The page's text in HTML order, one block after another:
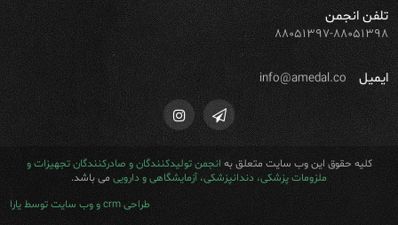
تلفن انجمن
۸۸۰۵۱۳۹۷-۸۸۰۵۱۳۹۸
ایمیل info@amedal.co
کلیه حقوق این وب سایت متعلق بهانجمن تولیدکنندگان و صادرکنندگان تجهیزات و
ملزومات پزشکی، دندانپزشکی، آزمایشگاهی و دارویی می باشد.
طراحی crm و وب سایت توسط یارا